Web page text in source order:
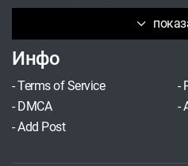
Инфо
-Terms of Service -
- DMCA -
-Add Post